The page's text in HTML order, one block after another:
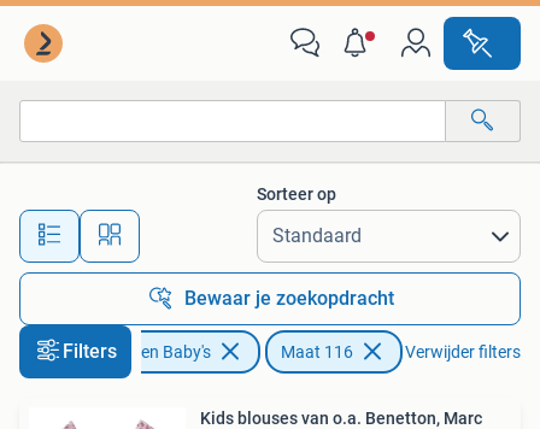
Alle afstanden…
Sorteer op
Bewaar je zoekopdracht
Filters
Kinderen en Baby's Maat 116 Verwijder filters
Kids blouses van o.a. Benetton, Marc